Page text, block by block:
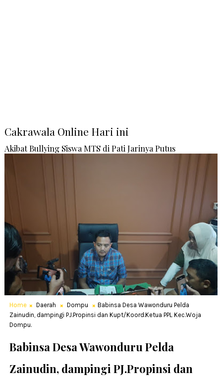
Cakrawala Online Hari ini
Akibat Bullying Siswa MTS di Pati Jarinya Putus
Home Daerah Dompu
Babinsa Desa Wawonduru Pelda
Zainudin, dampingi PJ.Propinsi dan Kupt/Koord.Ketua PPL Kec.Woja
Dompu.
Babinsa Desa Wawonduru Pelda
Zainudin, dampingi PJ.Propinsi dan